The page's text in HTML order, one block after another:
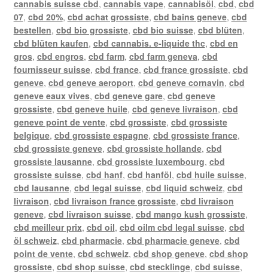
cannabis suisse cbd, cannabis vape, cannabisöl, cbd, cbd
07, cbd 20%, cbd achat grossiste, cbd bains geneve, cbd
bestellen, cbd bio grossiste, cbd bio suisse, cbd blüten,
cbd blüten kaufen, cbd cannabis. e-liquide thc, cbd en
gros, cbd engros, cbd farm, cbd farm geneva, cbd
fournisseur suisse, cbd france, cbd france grossiste, cbd
geneve, cbd geneve aeroport, cbd geneve cornavin, cbd
geneve eaux vives, cbd geneve gare, cbd geneve
grossiste, cbd geneve huile, cbd geneve livraison, cbd
geneve point de vente, cbd grossiste, cbd grossiste
belgique, cbd grossiste espagne, cbd grossiste france,
cbd grossiste geneve, cbd grossiste hollande, cbd
grossiste lausanne, cbd grossiste luxembourg, cbd
grossiste suisse, cbd hanf, cbd hanföl, cbd huile suisse,
cbd lausanne, cbd legal suisse, cbd liquid schweiz, cbd
livraison, cbd livraison france grossiste, cbd livraison
geneve, cbd livraison suisse, cbd mango kush grossiste,
cbd meilleur prix, cbd oil, cbd oilm cbd legal suisse, cbd
öl schweiz, cbd pharmacie, cbd pharmacie geneve, cbd
point de vente, cbd schweiz, cbd shop geneve, cbd shop
grossiste, cbd shop suisse, cbd stecklinge, cbd suisse,